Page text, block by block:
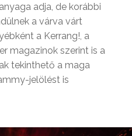
adja, de korábbi
a várva várt
a Kerrang!, a
magazinok szerint is a
tekinthető a maga
jelölést is